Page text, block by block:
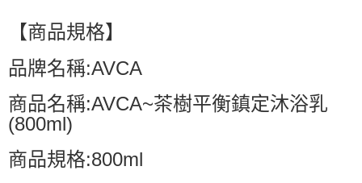
【商品規格】
品牌名稱:AVCA
商品名稱:AVCA~茶樹平衡鎮定沐浴乳
(800ml)
商品規格:800ml